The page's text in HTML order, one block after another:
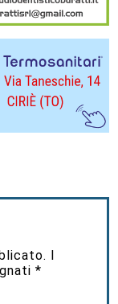
I
*